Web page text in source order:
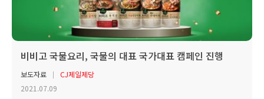
비비고 국물요리, 국물의 대표 국가대표 캠페인 진행
보도자료
CJ제일제당
2021.07.09